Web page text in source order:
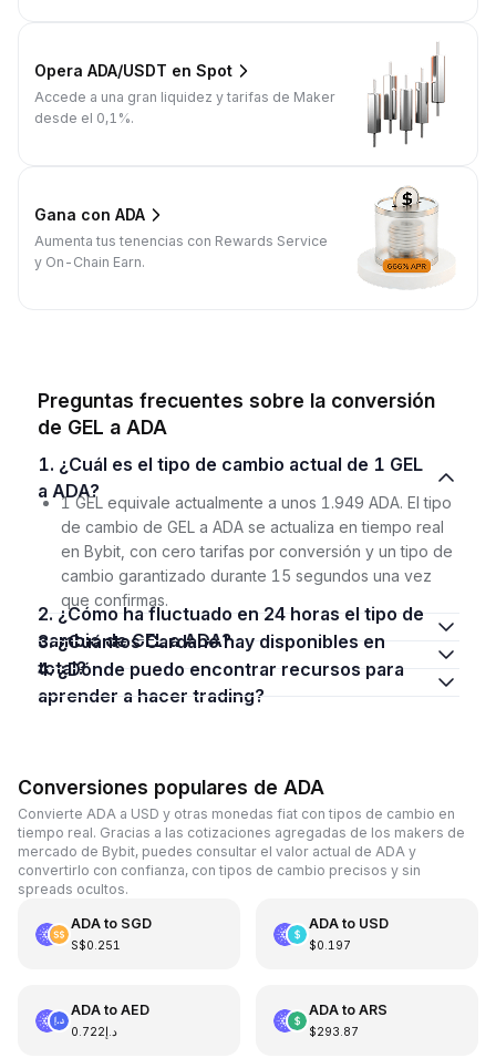
Opera ADA/USDT en Spot
Accede a una gran liquidez y tarifas de Maker
desde el 0,1%.
Gana con ADA
Aumenta tus tenencias con Rewards Service
y On-Chain Earn.
Preguntas frecuentes sobre la conversión
de GEL a ADA
1. ¿Cuál es el tipo de cambio actual de 1 GEL
a ADA?
1 GEL equivale actualmente a unos 1.949 ADA. El tipo
de cambio de GEL a ADA se actualiza en tiempo real
en Bybit, con cero tarifas por conversión y un tipo de
cambio garantizado durante 15 segundos una vez
que confirmas.
2. ¿Cómo ha fluctuado en 24 horas el tipo de
cambio de GEL a ADA?
3. ¿Cuántos Cardano hay disponibles en
total?
4. ¿Dónde puedo encontrar recursos para
aprender a hacer trading?
Conversiones populares de ADA
Convierte ADA a USD y otras monedas fiat con tipos de cambio en
tiempo real. Gracias a las cotizaciones agregadas de los makers de
mercado de Bybit, puedes consultar el valor actual de ADA y
convertirlo con confianza, con tipos de cambio precisos y sin
spreads ocultos.
ADAto SGD
S$0.251
ADAto USD
$0.197
ADAto AED
د.إ0.722
ADAto ARS
$293.87